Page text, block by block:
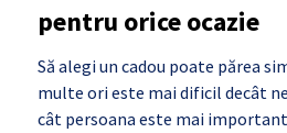
pentru orice ocazie
Să alegi un cadou poate părea
multe ori este mai dificil decât
cât persoana este mai